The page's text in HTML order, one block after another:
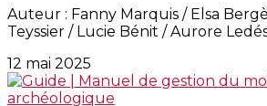
Auteur : Fanny Marquis / Elsa
Teyssier / Lucie Bénit / Aurore
12 mai 2025